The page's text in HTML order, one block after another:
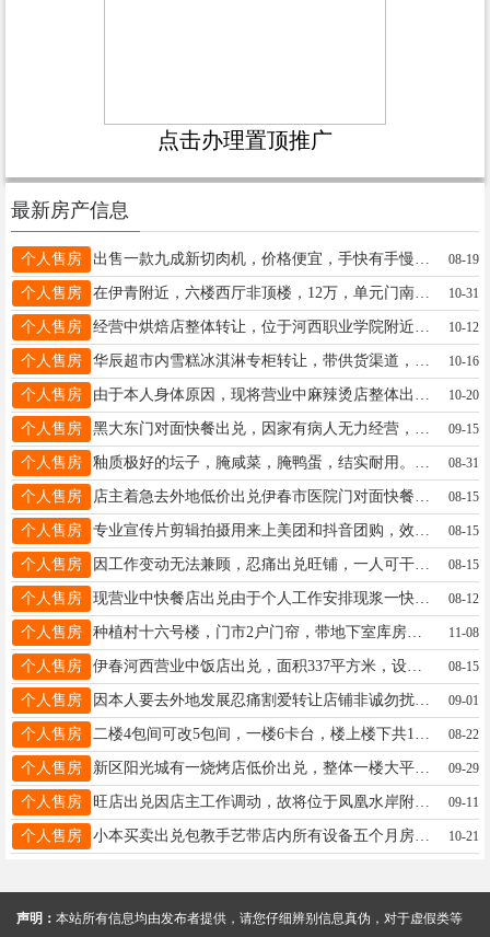
点击办理置顶推广
最新房产信息
个人售房 08-19
个人售房 在伊青附近，六楼西厅非顶楼，12万，单元门南开，冬季无冰不滑；实际面积大约70多平，公摊面积小，可直接居住，停车方便，购物方便，非顶层且不把大山，视野好，交通便捷，近医院，南北通透。 10-31
个人售房 10-12
个人售房 10-16
个人售房 10-20
个人售房 09-15
个人售房 08-31
个人售房 08-15
个人售房 08-15
个人售房 因工作变动无法兼顾，忍痛出兑旺铺，一人可干，轻松不累，地址在新区，适合本地有工作、陪读家长等人群。有兴趣电联13846661113祁13846661113 08-15
个人售房 现营业中快餐店出兑由于个人工作安排现浆一快餐店整体出兑屋里所有东西都带接手不用收拾可直接营业空调冰箱展柜都带烟道也新做的价格便宜给钱就兑有意者电话联系高女士18145427737 08-12
个人售房 种植村十六号楼，门市2户门帘，带地下室库房仓库，带货带料，机器都留下，接手一份不用花，房租刚交完，到2026年十一月二十号，夜市可出，因有尽有宋先生15636413797 11-08
个人售房 伊春河西营业中饭店出兑，面积337平方米，设备齐全，高档装修，接手即可营业，有意者拨打电话13945878917. 地址：河西转盘道南饭店13945878917 08-15
个人售房 因本人要去外地发展忍痛割爱转让店铺非诚勿扰潘先生15804585075 09-01
个人售房 08-22
个人售房 新区阳光城有一烧烤店低价出兑，整体一楼大平层150平，因家里原因，忍痛割舍，无暇经营，烧烤店附近商圈好，紧挨市一中，松润城，溪雨墅，消费群体好，最适合干早餐，中餐炒菜，烤肉，现在营业中烧烤店接手就能营业，设备齐全，有意者下午一点后联系，近期成交优惠，饭口勿扰，联系电话19845009099陈19845009099 09-29
个人售房 旺店出兑因店主工作调动，故将位于凤凰水岸附近旺铺整体转让，店内氛围好，有固定客源，接手即盈利，有意者请联系18645827279，非诚勿扰！金女士18645827279 09-11
个人售房 小本买卖出兑包教手艺带店内所有设备五个月房租小店成本低，位置好，养家糊口够用喜庆拌饭/诚心出兑有意者随时来店里。电话：18714775780王18714775780 10-21
声明： 本站所有信息均由发布者提供，请您仔细辨别信息真伪，对于虚假类等